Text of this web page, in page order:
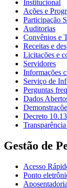
Institucional
Ações e
Participação
Auditorias
Convênios e
Receitas e
Licitações e
Servidores
Informações
Serviço de
Perguntas
Dados
Decreto
Gestão de
Acesso
Ponto
Aposentadoria